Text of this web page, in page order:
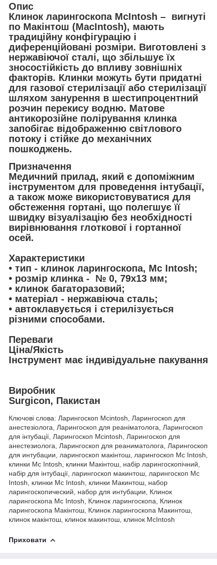
Опис
Клинок ларингоскопа McIntosh – вигнуті
по Макінтош (MacIntosh), мають
традиційну конфігурацію і
диференційовані розміри. Виготовлені з
нержавіючої сталі, що збільшує їх
зносостійкість до впливу зовнішніх
факторів. Клинки можуть бути придатні
для газової стерилізації або стерилізації
шляхом занурення в шестипроцентний
розчин перекису водню. Матове
антикорозійне полірування клинка
запобігає відображенню світлового
потоку і стійке до механічних
пошкоджень.
Призначення
Медичний прилад, який є допоміжним
інструментом для проведення інтубації,
а також може використовуватися для
обстеження гортані, що полегшує її
швидку візуалізацію без необхідності
вирівнювання глоткової і гортанної
осей.
Характеристики
• тип - клинок ларингоскопа, Mc Intosh;
• розмір клинка - № 0, 79х13 мм;
• клинок багаторазовий;
• матеріал - нержавіюча сталь;
• автоклавується і стерилізується
різними способами.
Переваги
Ціна/Якість
Інструмент має індивідуальне пакування
Виробник
Surgicon, Пакистан
Ключові слова: Ларингоскоп Mcintosh, Ларингоскоп для
анестезіолога, Ларингоскоп для реаніматолога, Ларингоскоп
для інтубації, Ларингоскоп Mcintosh, Ларингоскоп для
анестезиолога, Ларингоскоп для реаниматолога, Ларингоскоп
для интубации, ларингоскоп макінтош, ларингоскоп Mc Intosh,
клинки Mc Intosh, клинки Макінтош, набір ларингоскопічний,
набір для інтубації, ларингоскоп макинтош, ларингоскоп Mc
Intosh, клинки Mc Intosh, клинки Макинтош, набор
ларингоскопический, набор для интубации, Клинок
ларингоскопа Mc Intosh, Клинок ларингоскопа, Клинок
ларингоскопа Макінтош, Клинок ларингоскопа Макинтош,
клинок макінтош, клинок макинтош, клинок McIntosh
Приховати